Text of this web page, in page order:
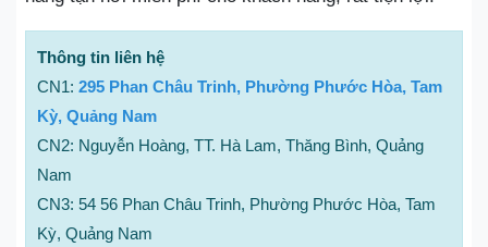
Thông tin liên hệ
CN1: 295 Phan Châu Trinh, Phường Phước Hòa, Tam
Kỳ, Quảng Nam
CN2: Nguyễn Hoàng, TT. Hà Lam, Thăng Bình, Quảng
Nam
CN3: 54 56 Phan Châu Trinh, Phường Phước Hòa, Tam
Kỳ, Quảng Nam